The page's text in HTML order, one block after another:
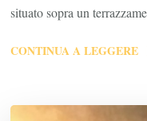
situato sopra un
CONTINUA A LEGGERE